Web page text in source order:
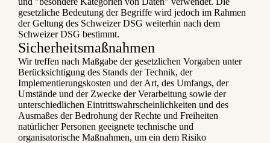
gesetzliche Bedeutung der Begriffe wird jedoch im Rahmen
der Geltung des Schweizer DSG weiterhin nach dem
Schweizer DSG bestimmt.
Sicherheitsmaßnahmen
Wir treffen nach Maßgabe der gesetzlichen Vorgaben unter
Berücksichtigung des Stands der Technik, der
Implementierungskosten und der Art, des Umfangs, der
Umstände und der Zwecke der Verarbeitung sowie der
unterschiedlichen Eintrittswahrscheinlichkeiten und des
Ausmaßes der Bedrohung der Rechte und Freiheiten
natürlicher Personen geeignete technische und
organisatorische Maßnahmen, um ein dem Risiko